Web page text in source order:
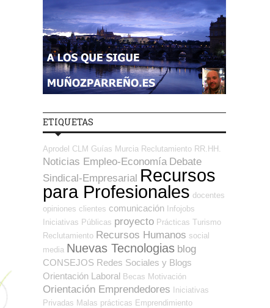
ETIQUETAS
Aprodel CLM Guías Murcia Reclutamiento RR.HH.
Noticias Empleo-Economía Debate
Sindical-Empresarial Recursos
para Profesionales docentes
opiniones clientes comunicación Infojobs
Iniciativas Públicas proyecto Prácticas Turismo
Reclutamiento Recursos Humanos social
media Nuevas Tecnologias blog
CONSEJOS Redes Sociales y Blogs
Orientación Laboral Becas Motivación
Orientación Emprendedores
Iniciativas
Privadas Malas prácticas Emprendimiento